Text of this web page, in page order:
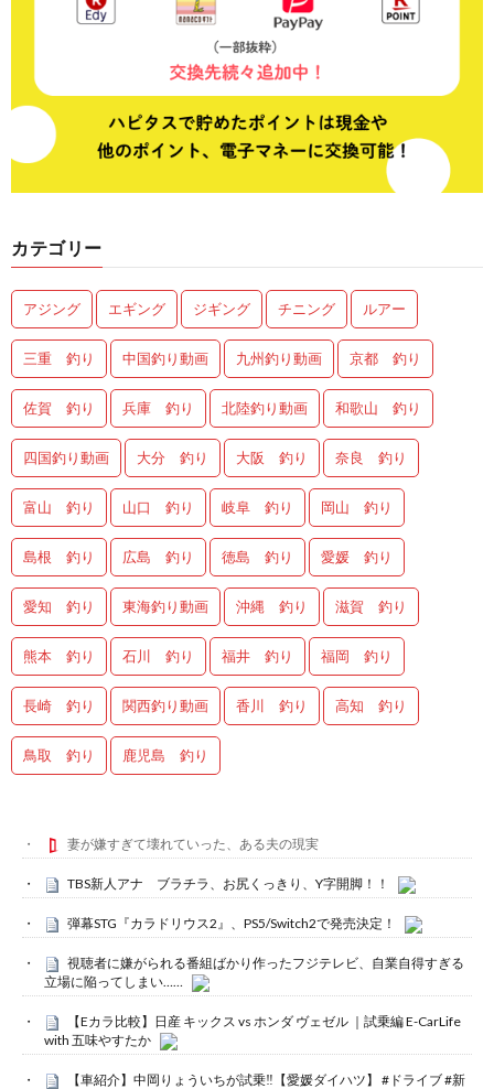
カテゴリー
アジング エギング ジギング チニング ルアー
三重 釣り 中国釣り動画 九州釣り動画 京都 釣り
佐賀 釣り 兵庫 釣り 北陸釣り動画 和歌山 釣り
四国釣り動画 大分 釣り 大阪 釣り 奈良 釣り
富山 釣り 山口 釣り 岐阜 釣り 岡山 釣り
島根 釣り 広島 釣り 徳島 釣り 愛媛 釣り
愛知 釣り 東海釣り動画 沖縄 釣り 滋賀 釣り
熊本 釣り 石川 釣り 福井 釣り 福岡 釣り
長崎 釣り 関西釣り動画 香川 釣り 高知 釣り
鳥取 釣り 鹿児島 釣り
妻が嫌すぎて壊れていった、ある夫の現実
TBS新人アナ ブラチラ、お尻くっきり、Y字開脚！！
弾幕STG『カラドリウス2』、PS5/Switch2で発売決定！
視聴者に嫌がられる番組ばかり作ったフジテレビ、自業自得すぎる
立場に陥ってしまい……
【Eカラ比較】日産 キックス vs ホンダ ヴェゼル ｜試乗編 E-CarLife
with 五味やすたか
【車紹介】中岡りょういちが試乗‼️【愛媛ダイハツ】 #ドライブ #新